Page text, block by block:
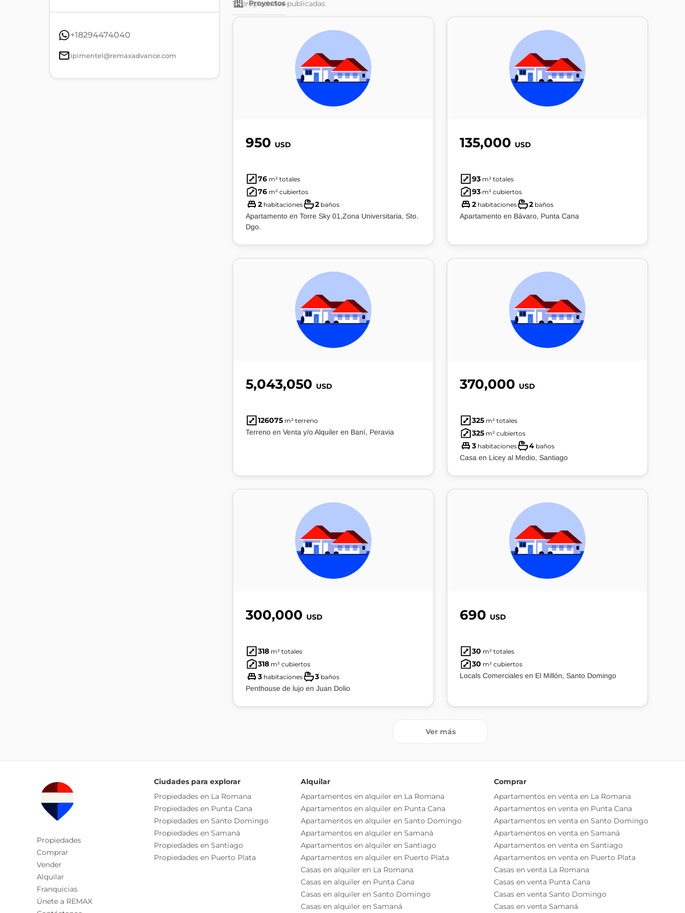
+18294474040
ipimentel@remaxadvance.com
Proyectos
17propiedades publicadas
950 USD
76 m² totales
76 m² cubiertos
2 habitaciones 2 baños
Apartamento en Torre Sky 01,Zona Universitaria, Sto.
Dgo.
135,000 USD
93 m² totales
93 m² cubiertos
2 habitaciones 2 baños
Apartamento en Bávaro, Punta Cana
5,043,050 USD
126075 m² terreno
Terreno en Venta y/o Alquiler en Baní, Peravia
370,000 USD
325 m² totales
325 m² cubiertos
3 habitaciones 4 baños
Casa en Licey al Medio, Santiago
300,000 USD
318 m² totales
318 m² cubiertos
3 habitaciones 3 baños
Penthouse de lujo en Juan Dolio
690 USD
30 m² totales
30 m² cubiertos
Locals Comerciales en El Millón, Santo Domingo
Ver más
Propiedades
Comprar
Vender
Alquilar
Franquicias
Únete a REMAX
Ciudades para explorar
Propiedades en La Romana
Propiedades en Punta Cana
Propiedades en Santo Domingo
Propiedades en Samaná
Propiedades en Santiago
Propiedades en Puerto Plata
Alquilar
Apartamentos en alquiler en La Romana
Apartamentos en alquiler en Punta Cana
Apartamentos en alquiler en Santo Domingo
Apartamentos en alquiler en Samaná
Apartamentos en alquiler en Santiago
Apartamentos en alquiler en Puerto Plata
Casas en alquiler en La Romana
Casas en alquiler en Punta Cana
Casas en alquiler en Santo Domingo
Casas en alquiler en Samaná
Comprar
Apartamentos en venta en La Romana
Apartamentos en venta en Punta Cana
Apartamentos en venta en Santo Domingo
Apartamentos en venta en Samaná
Apartamentos en venta en Santiago
Apartamentos en venta en Puerto Plata
Casas en venta La Romana
Casas en venta Punta Cana
Casas en venta Santo Domingo
Casas en venta Samaná